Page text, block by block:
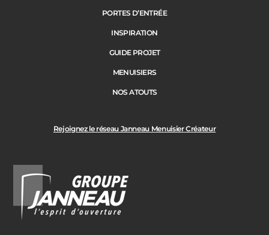
Rejoignez le réseau Janneau Menuisier Créateur
PORTES D’ENTRÉE
INSPIRATION
GUIDE PROJET
MENUISIERS
NOS ATOUTS